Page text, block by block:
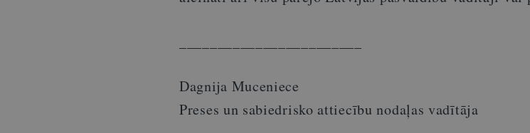
Dagnija Muceniece
Preses un sabiedrisko attiecību nodaļas vadītāja